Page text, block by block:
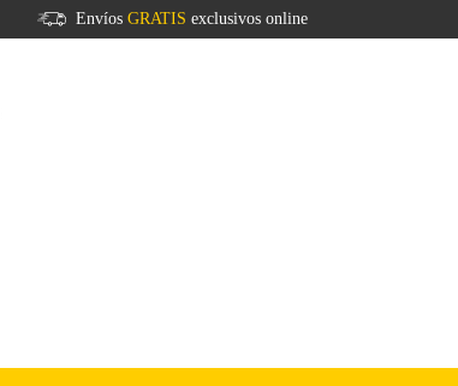
Envíos GRATIS exclusivos online